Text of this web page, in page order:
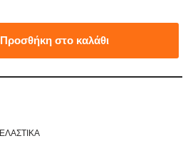
Προσθήκη στο καλάθι
ΕΛΑΣΤΙΚΑ